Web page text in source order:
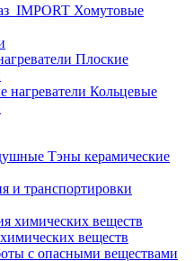
Хомутовые
Плоские
Кольцевые
Тэны керамические
и транспортировки
веществ